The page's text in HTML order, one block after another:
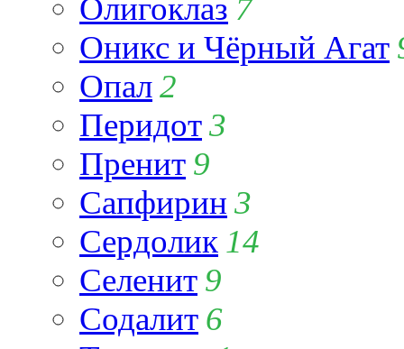
Олигоклаз 7
Оникс и Чёрный Агат
Опал2
Перидот3
Пренит 9
Сапфирин 3
Сердолик 14
Селенит 9
Содалит 6